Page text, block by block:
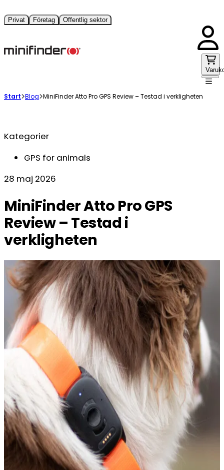
Privat Företag Offentlig sektor
Start Blog MiniFinder Atto Pro GPS Review – Testad i verkligheten
Kategorier
GPS for animals
28 maj 2026
MiniFinder Atto Pro GPS
Review – Testad i
verkligheten